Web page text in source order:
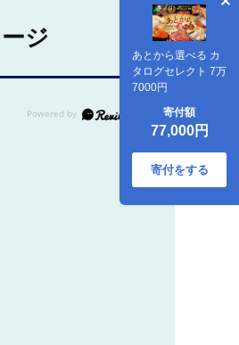
あとから選べる カ
タログセレクト 7万
7000円
寄付額
77,000円
寄付をする
ジ